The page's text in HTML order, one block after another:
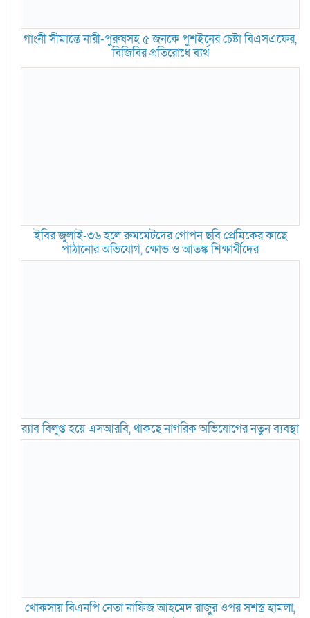
গাংনী সীমান্তে নারী-পুরুষসহ ৫ জনকে পুশইনের চেষ্টা বিএসএফের,
বিজিবির প্রতিরোধে ব্যর্থ
ইবির জুলাই-৩৬ হলে রুমমেটদের গোপন ছবি প্রেমিকের কাছে
পাঠানোর অভিযোগ, ক্ষোভ ও আতঙ্ক শিক্ষার্থীদের
র‍্যাব বিলুপ্ত হয়ে এসআরবি, থাকছে নাগরিক অভিযোগের নতুন ব্যবস্থা
খোকসায় বিএনপি নেতা নাফিজ আহমেদ রাজুর ওপর সশস্ত্র হামলা,